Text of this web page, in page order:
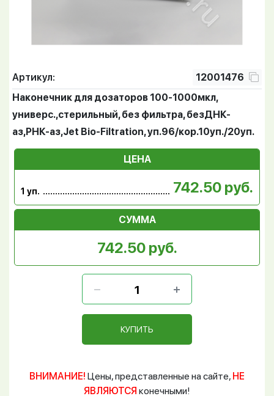
Артикул:
12001476
Наконечник для дозаторов 100-1000мкл,
универс.,стерильный, без фильтра, безДНК-
аз,РНК-аз,Jet Bio-Filtration, уп.96/кор.10уп./20уп.
ЦЕНА
1 уп. 742.50 руб.
СУММА
742.50 руб.
КУПИТЬ
ВНИМАНИЕ! Цены, представленные на сайте, НЕ
ЯВЛЯЮТСЯ конечными!